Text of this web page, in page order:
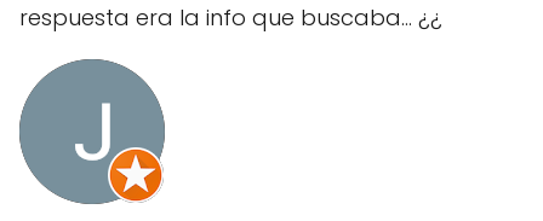
respuesta era la info que buscaba... ¿¿